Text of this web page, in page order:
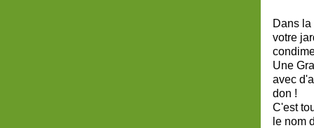
Dans
votre
Une
avec
don !
C'est
le nom